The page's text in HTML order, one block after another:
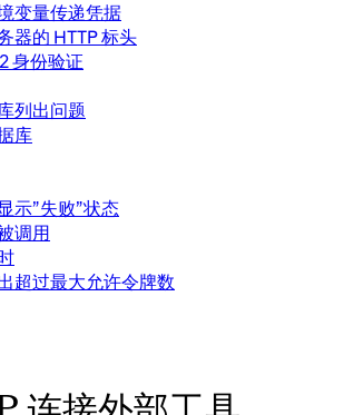
变量传递凭据
器的 HTTP 标头
身份验证
列出问题
库
示”失败”状态
调用
超过最大允许令牌数